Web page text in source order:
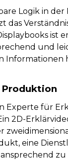
Logik in
das
ist
und
Informationen
Experte für
2D-
eine